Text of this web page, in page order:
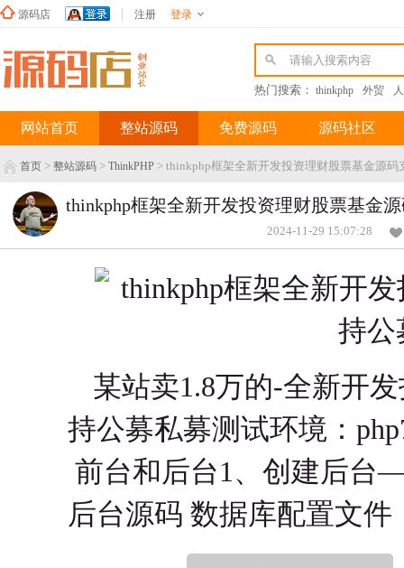
源码店 注册 登录
热门搜索： thinkphp 外贸
网站首页 整站源码 免费源码 源码社区
首页 > 整站源码 > ThinkPHP > thinkphp框架全新开发投资理财股票基金源码
thinkphp框架全新开发投资理财股票基金
2024-11-29 15:07:28
某站卖1.8万的-全新开
持公募私募测试环境：
前台和后台1、创建后
后台源码 数据库配置文